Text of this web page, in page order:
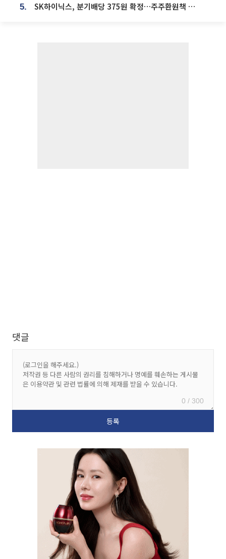
5. SK하이닉스, 분기배당 375원 확정…주주환원책 9월로 앞당겨 발표
댓글
0 / 300